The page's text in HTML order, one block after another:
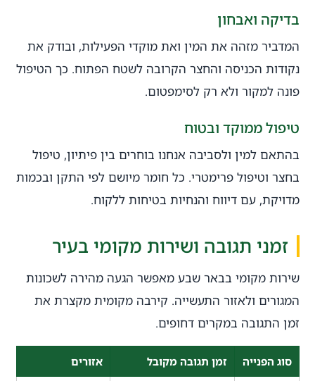
בדיקה ואבחון
המדביר מזהה את המין ואת מוקדי הפעילות, ובודק את
נקודות הכניסה והחצר הקרובה לשטח הפתוח. כך הטיפול
פונה למקור ולא רק לסימפטום.
טיפול ממוקד ובטוח
בהתאם למין ולסביבה אנחנו בוחרים בין פיתיון, טיפול
בחצר וטיפול פרימטרי. כל חומר מיושם לפי התקן ובכמות
מדויקת, עם דיווח והנחיות בטיחות ללקוח.
זמני תגובה ושירות מקומי בעיר
שירות מקומי בבאר שבע מאפשר הגעה מהירה לשכונות
המגורים ולאזור התעשייה. קירבה מקומית מקצרת את
זמן התגובה במקרים דחופים.
סוג הפנייה זמן תגובה מקובל אזורים